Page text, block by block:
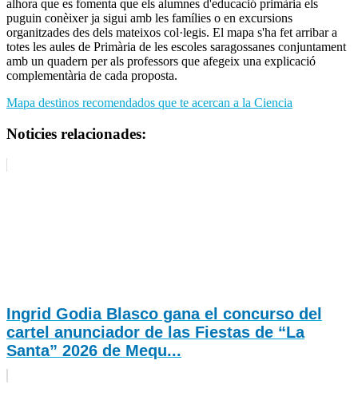
alhora que es fomenta que els alumnes d'educació primària els
puguin conèixer ja sigui amb les famílies o en excursions
organitzades des dels mateixos col·legis. El mapa s'ha fet arribar a
totes les aules de Primària de les escoles saragossanes conjuntament
amb un quadern per als professors que afegeix una explicació
complementària de cada proposta.
Mapa destinos recomendados que te acercan a la Ciencia
Noticies relacionades:
Ingrid Godia Blasco gana el concurso del
cartel anunciador de las Fiestas de “La
Santa” 2026 de Mequ...